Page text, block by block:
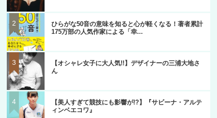
ひらがな50音の意味を知ると心が軽くなる！著者累計
175万部の人気作家による「幸...
【オシャレ女子に大人気!!】デザイナーの三浦大地さ
ん
【美人すぎて競技にも影響が!?】『サビーナ・アルテ
ィンベエコワ』